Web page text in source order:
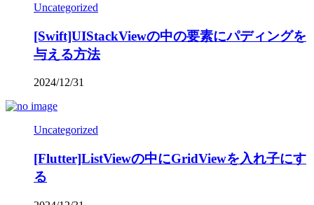
Uncategorized
[Swift]UIStackViewの中の要素にパディングを
与える方法
2024/12/31
Uncategorized
[Flutter]ListViewの中にGridViewを入れ子にす
る